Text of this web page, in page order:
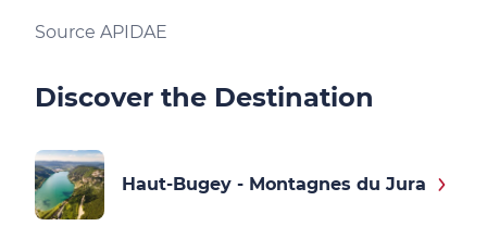
Source APIDAE
Discover the Destination
Haut-Bugey - Montagnes du Jura